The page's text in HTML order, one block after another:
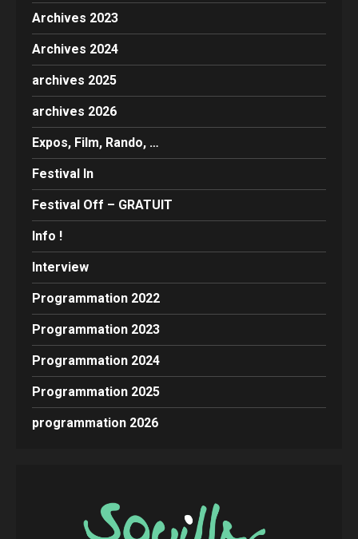
Archives 2023
Archives 2024
archives 2025
archives 2026
Expos, Film, Rando, …
Festival In
Festival Off – GRATUIT
Info !
Interview
Programmation 2022
Programmation 2023
Programmation 2024
Programmation 2025
programmation 2026